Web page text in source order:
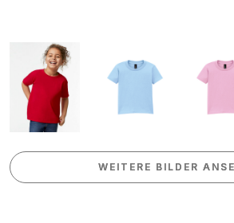
WEITERE BILDER
WEITERE BILDER